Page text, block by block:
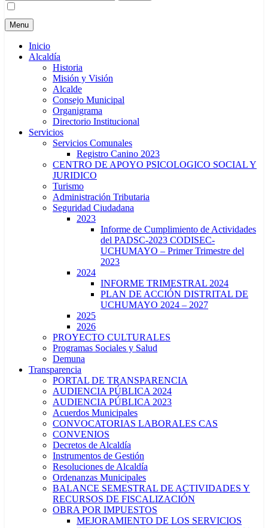
Menu
Inicio
Alcaldía
Historia
Misión y Visión
Alcalde
Consejo Municipal
Organigrama
Directorio Institucional
Servicios
Servicios Comunales
Registro Canino 2023
CENTRO DE APOYO PSICOLOGICO SOCIAL Y
JURIDICO
Turismo
Administración Tributaria
Seguridad Ciudadana
2023
Informe de Cumplimiento de Actividades
del PADSC-2023 CODISEC-
UCHUMAYO – Primer Trimestre del
2023
2024
INFORME TRIMESTRAL 2024
PLAN DE ACCIÓN DISTRITAL DE
UCHUMAYO 2024 – 2027
2025
2026
PROYECTO CULTURALES
Programas Sociales y Salud
Demuna
Transparencia
PORTAL DE TRANSPARENCIA
AUDIENCIA PÚBLICA 2024
AUDIENCIA PÚBLICA 2023
Acuerdos Municipales
CONVOCATORIAS LABORALES CAS
CONVENIOS
Decretos de Alcaldía
Instrumentos de Gestión
Resoluciones de Alcaldía
Ordenanzas Municipales
BALANCE SEMESTRAL DE ACTIVIDADES Y
RECURSOS DE FISCALIZACIÓN
OBRA POR IMPUESTOS
MEJORAMIENTO DE LOS SERVICIOS